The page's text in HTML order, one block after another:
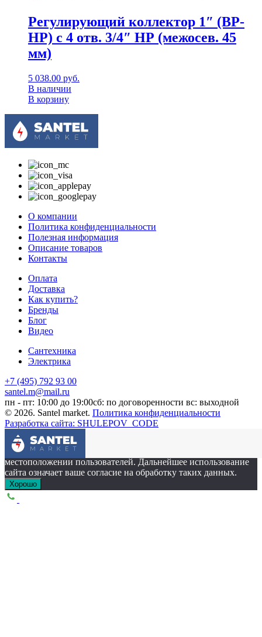
Регулирующий коллектор 1″ (ВР-
НР) с 4 отв. 3/4″ НР (межосев. 45
мм)
5 038.00 руб.
В наличии
В корзину
О компании
Политика конфиденциальности
Полезная информация
Описание товаров
Контакты
Оплата
Доставка
Как купить?
Бренды
Блог
Видео
Сантехника
Электрика
+7 (495) 792 93 00
santel.m@mail.ru
пн - пт: 10:00 до 19:00сб: по договоренности вс: выходной
© 2026. Santel market. Политика конфиденциальности
Разработка сайта: SHULEPOV_CODE
Этот сайт собирает cookie-файлы, данные об IP-адресе и
местоположении пользователей. Дальнейшее использование
сайта означает ваше согласие на обработку таких данных.
Хорошо